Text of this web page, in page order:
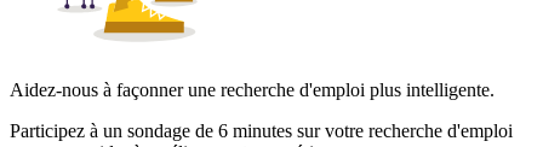
Aidez-nous à façonner une recherche d'emploi plus intelligente.
Participez à un sondage de 6 minutes sur votre recherche d'emploi